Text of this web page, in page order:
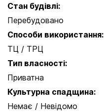
Стан будівлі:
Перебудовано
Способи використання:
ТЦ / ТРЦ
Тип власності:
Приватна
Культурна спадщина:
Немає / Невідомо